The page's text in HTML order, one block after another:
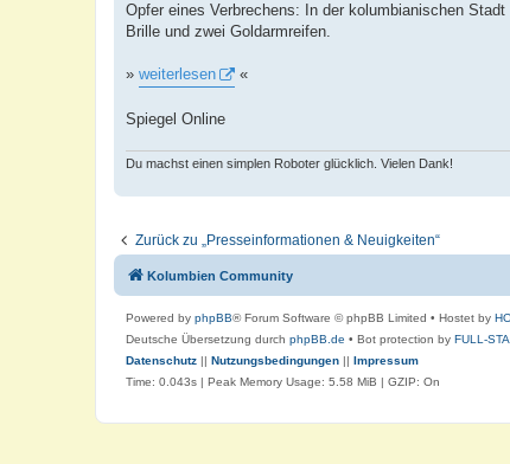
r
a
Opfer eines Verbrechens: In der kolumbianischen
Brille und zwei Goldarmreifen.
» weiterlesen «
Spiegel Online
Du machst einen simplen Roboter glücklich. Vielen Dank!
Zurück zu „Presseinformationen & Neuigkeiten“
Kolumbien Community
Powered by phpBB® Forum Software © phpBB Limited • Hostet by
Deutsche Übersetzung durch phpBB.de • Bot protection by FULL-
Datenschutz || Nutzungsbedingungen || Impressum
Time: 0.043s | Peak Memory Usage: 5.58 MiB | GZIP: On